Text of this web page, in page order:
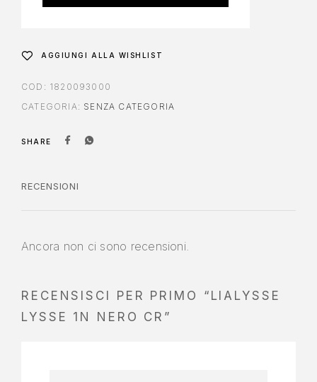
AGGIUNGI ALLA WISHLIST
COD: 1820093000
CATEGORIA: SENZA CATEGORIA
SHARE
RECENSIONI
Ancora non ci sono recensioni.
RECENSISCI PER PRIMO “LIALYSSE
LYSSE 1N NERO CR”